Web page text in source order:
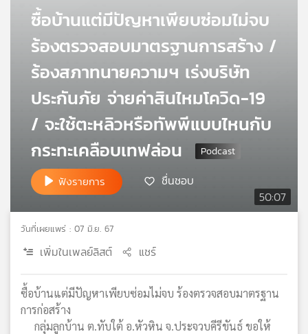
วิทยุ
เครือ
ข่าย
50:07
ซื้อบ้านแต่มีปัญหาเพียบซ่อมไม่จบ
ร้องตรวจสอบมาตรฐานการสร้าง /
ร้องสภาทนายความฯ เร่งบริษัท
ประกันภัย จ่ายค่าสินไหมโควิด-19
/ จะใช้ตะหลิวหรือทัพพีแบบไหนกับ
กระทะเคลือบเทฟล่อน
ฟังรายการ ชื่นชอบ
วันที่เผยแพร่ : 07 มิ.ย. 67
เพิ่มในเพลย์ลิสต์ แชร์
ซื้อบ้านแต่มีปัญหาเพียบซ่อมไม่จบ ร้องตรวจสอบมาตรฐาน
การก่อสร้าง
กลุ่มลูกบ้าน ต.ทับใต้ อ.หัวหิน จ.ประจวบคีรีขันธ์ ขอให้